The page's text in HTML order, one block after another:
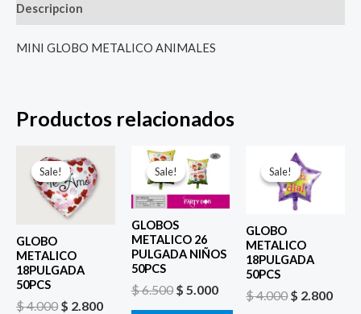
Descripcion
MINI GLOBO METALICO ANIMALES
Productos relacionados
Sale!
Sale!
GLOBO
METALICO
18PULGADA
50PCS
$4.000
precio
original
era:
$ 4.000.
$ 2.800
$ 2.800.
Sale!
Sale!
GLOBOS
METALICO 26
PULGADA NIÑOS
50PCS
$6.500
El
precio
original
era:
$ 6.500.
$ 5.000
El
Sale!
Sale!
GLOBO
METALICO
18PULGADA
50PCS
$4.000
El
precio
original
era:
$ 2.800